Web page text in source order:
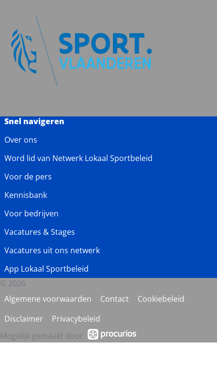
Snel navigeren
Over ons
Word lid van Netwerk Lokaal Sportbeleid
Voor de pers
Kennisbank
Voor bedrijven
Vacatures & Stages
Vacatures uit ons netwerk
App Lokaal Sportbeleid
© 2026
Algemene voorwaarden
Contact
Cookiebeleid
Disclaimer
Privacybeleid
Mogelijk gemaakt door